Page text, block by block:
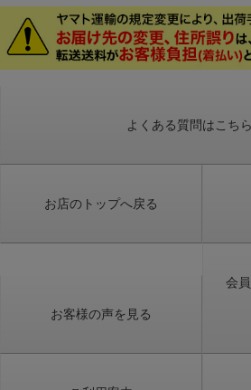
よくある質問はこち
お店のトップへ戻る
お客様の声を見る
会